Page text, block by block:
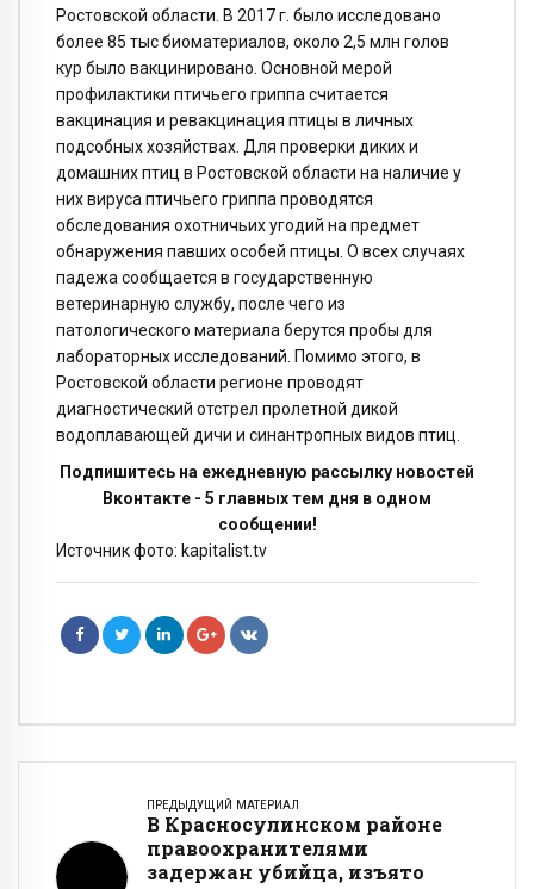
Ростовской области. В 2017 г. было исследовано
более 85 тыс биоматериалов, около 2,5 млн голов
кур было вакцинировано. Основной мерой
профилактики птичьего гриппа считается
вакцинация и ревакцинация птицы в личных
подсобных хозяйствах. Для проверки диких и
домашних птиц в Ростовской области на наличие у
них вируса птичьего гриппа проводятся
обследования охотничьих угодий на предмет
обнаружения павших особей птицы. О всех случаях
падежа сообщается в государственную
ветеринарную службу, после чего из
патологического материала берутся пробы для
лабораторных исследований. Помимо этого, в
Ростовской области регионе проводят
диагностический отстрел пролетной дикой
водоплавающей дичи и синантропных видов птиц.
Подпишитесь на ежедневную рассылку новостей
Вконтакте - 5 главных тем дня в одном
сообщении!
Источник фото: kapitalist.tv
ПРЕДЫДУЩИЙ МАТЕРИАЛ
В Красносулинском районе
правоохранителями
задержан убийца, изъято